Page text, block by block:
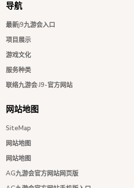
导航
最新j9九游会入口
项目展示
游戏文化
服务种类
联络九游会·J9-官方网站
网站地图
SiteMap
网站地图
网站地图
AG九游会官方网站网页版